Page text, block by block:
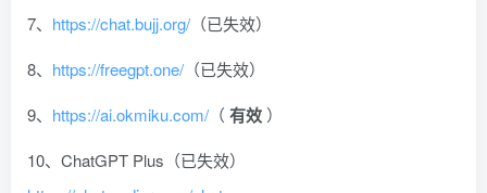
7、 https://chat.bujj.org/ （已失效）
8、 https://freegpt.one/ （已失效）
9、 https://ai.okmiku.com/ （ 有效 ）
10、ChatGPT Plus（已失效）